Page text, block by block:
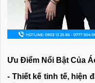
Ưu Điểm Nổi Bật Của
- Thiết kế tinh tế, hiện